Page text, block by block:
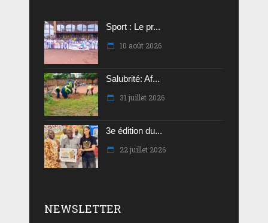
Sport : Le pr...
10 août 2026
Salubrité: Af...
31 juillet 2026
3e édition du...
22 juillet 2026
NEWSLETTER